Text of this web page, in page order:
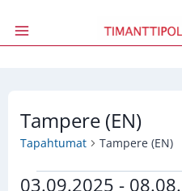
sisältöön
Tampere (EN)
Tapahtumat Tampere (EN)
03.09.2025 -